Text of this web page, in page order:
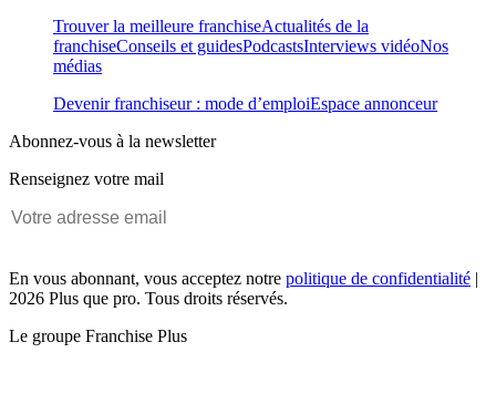
Trouver la meilleure franchiseActualités de la
franchiseConseils et guidesPodcastsInterviews vidéoNos
médias
Devenir franchiseur : mode d’emploiEspace annonceur
Abonnez-vous à la newsletter
Renseignez votre mail
En vous abonnant, vous acceptez notre politique de confidentialité |
2026 Plus que pro. Tous droits réservés.
Le groupe Franchise Plus